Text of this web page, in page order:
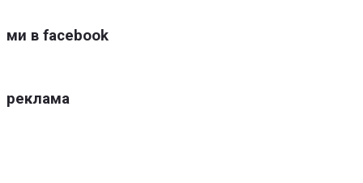
ми в facebook
реклама